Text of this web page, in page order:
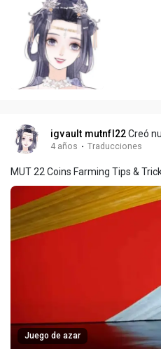
igvault mutnfl22Creó
4 años · Traducciones
MUT 22 Coins Farming Tips &
Juego de azar